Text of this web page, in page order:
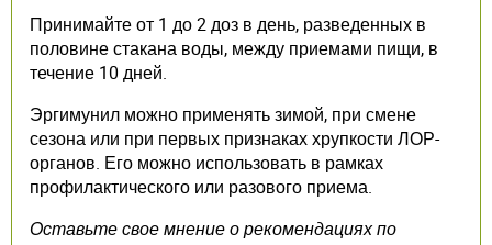
Принимайте от 1 до 2 доз в день, разведенных в
половине стакана воды, между приемами пищи, в
течение 10 дней.
Эргимунил можно применять зимой, при смене
сезона или при первых признаках хрупкости ЛОР-
органов. Его можно использовать в рамках
профилактического или разового приема.
Оставьте свое мнение о рекомендациях по